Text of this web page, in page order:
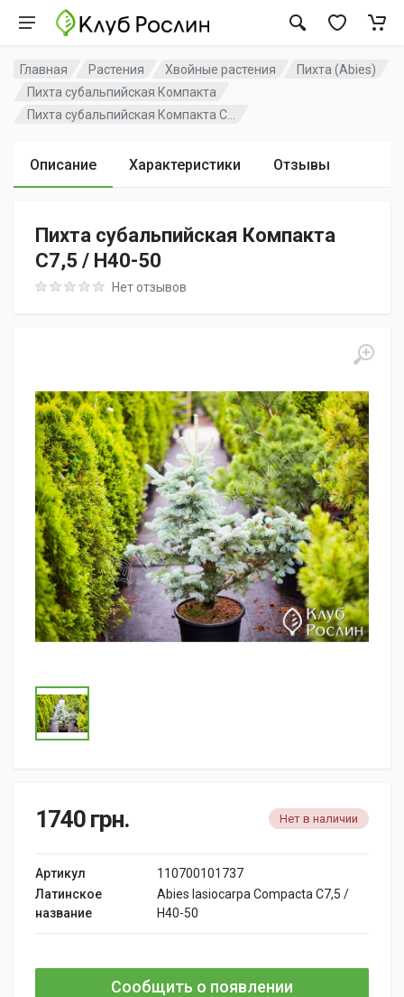
Главная Растения Хвойные растения
Пихта (Abies)
Пихта субальпийская Компакта
Пихта субальпийская Компакта C...
Описание Характеристики Отзывы
Пихта субальпийская Компакта
C7,5 / H40-50
Rating: 0 out of 5Нет отзывов
1740 грн. Нет в наличии
Артикул
110700101737
Латинское
название
Abies lasiocarpa Compacta C7,5 /
H40-50
Сообщить о появлении